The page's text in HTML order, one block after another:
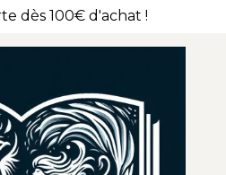
dès 100€ d'achat !